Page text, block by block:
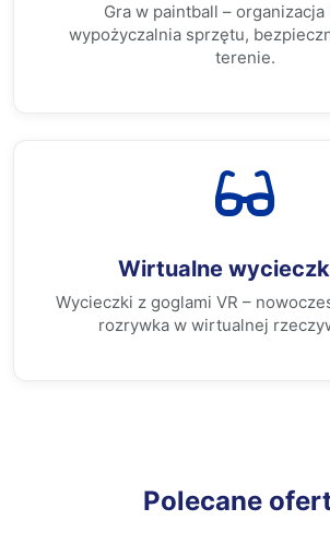
Gra w paintball – organizacja
wypożyczalnia sprzętu,
terenie.
Wirtualne
Wycieczki z goglami VR –
rozrywka w wirtualnej
Polecane